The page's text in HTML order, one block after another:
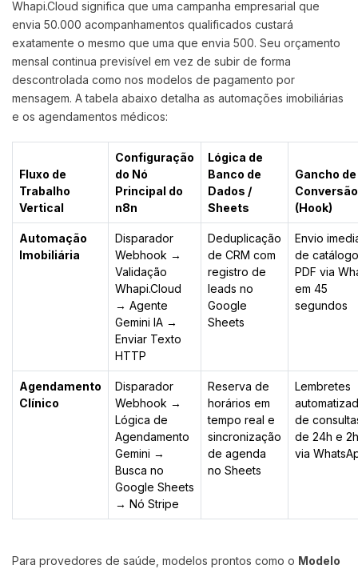
Whapi.Cloud significa que uma campanha empresarial que
envia 50.000 acompanhamentos qualificados custará
exatamente o mesmo que uma que envia 500. Seu orçamento
mensal continua previsível em vez de subir de forma
descontrolada como nos modelos de pagamento por
mensagem. A tabela abaixo detalha as automações imobiliárias
e os agendamentos médicos:
Fluxo de
Trabalho
Vertical
Configuração
do Nó
Principal do
n8n
Lógica de
Banco de
Dados /
Sheets
Gancho de
Conversão
(Hook)
Automação
Imobiliária
Disparador
Webhook →
Validação
Whapi.Cloud
→ Agente
Gemini IA →
Enviar Texto
HTTP
Deduplicação
de CRM com
registro de
leads no
Google
Sheets
Envio
de catálogo
PDF via
em 45
segundos
Agendamento
Clínico
Disparador
Webhook →
Lógica de
Agendamento
Gemini →
Busca no
Google Sheets
→ Nó Stripe
Reserva de
horários em
tempo real e
sincronização
de agenda
no Sheets
Lembretes
de
de 24h e 2h
via
Para provedores de saúde, modelos prontos como o Modelo